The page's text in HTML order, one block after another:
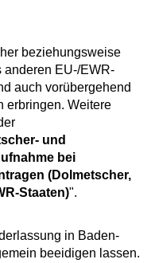
beziehungsweise
anderen EU-/EWR-
auch vorübergehend
erbringen. Weitere
und
bei
(Dolmetscher,
Staaten)".
in Baden-
beeidigen lassen.